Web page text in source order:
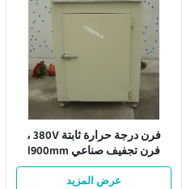
فرن درجة حرارة ثابتة 380V ،
فرن تجفيف صناعي l900mm
عرض المزيد